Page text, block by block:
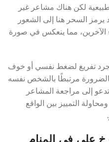
لكن هناك مشاعر غير
السحر هنا إلى الشعور
الآخرين، مما ينعكس في صورة
تفريغ لضغط نفسي أو خوف
مرتبطًا بالشخص نفسه
إلى مراجعة المشاعر
التمييز بين الواقع
على في المنام